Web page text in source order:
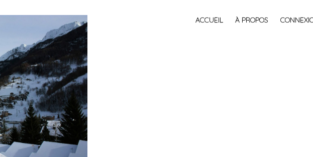
ACCUEIL À PROPOS